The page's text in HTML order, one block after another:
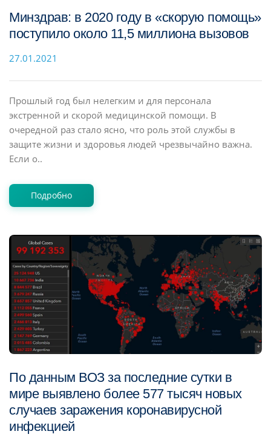
Минздрав: в 2020 году в «скорую помощь»
поступило около 11,5 миллиона вызовов
27.01.2021
Прошлый год был нелегким и для персонала
экстренной и скорой медицинской помощи. В
очередной раз стало ясно, что роль этой службы в
защите жизни и здоровья людей чрезвычайно важна.
Если о..
Подробно
По данным ВОЗ за последние сутки в
мире выявлено более 577 тысяч новых
случаев заражения коронавирусной
инфекцией